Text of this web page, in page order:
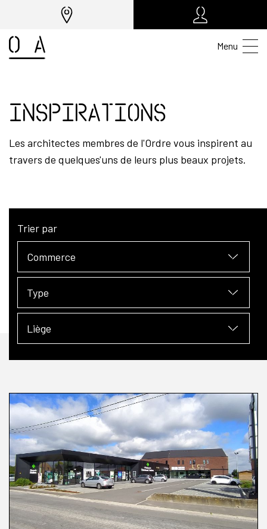
Menu
Inspirations
Les architectes membres de l'Ordre vous inspirent au
travers de quelques'uns de leurs plus beaux projets.
Trier par
Commerce
Type
Liège